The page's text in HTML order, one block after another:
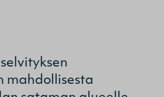
mahdollisesta